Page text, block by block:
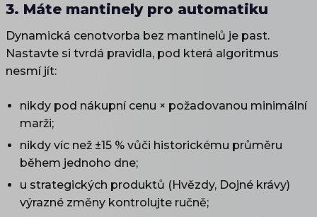
3. Máte mantinely pro automatiku
Dynamická cenotvorba bez mantinelů je past.
Nastavte si tvrdá pravidla, pod která algoritmus
nesmí jít:
nikdy pod nákupní cenu × požadovanou minimální
marži;
nikdy víc než ±15 % vůči historickému průměru
během jednoho dne;
u strategických produktů (Hvězdy, Dojné krávy)
výrazné změny kontrolujte ručně;